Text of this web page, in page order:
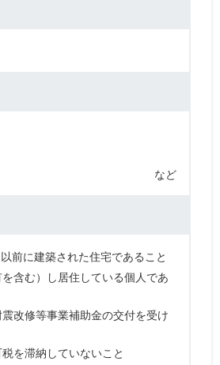
など
前に建築された住宅であること
含む）し居住している個人であ
改修等事業補助金の交付を受け
を滞納していないこと